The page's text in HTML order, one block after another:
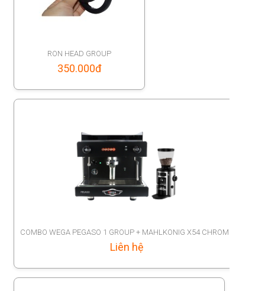
RON HEAD GROUP
350.000đ
COMBO WEGA PEGASO 1 GROUP + MAHLKONIG X54 CHROME
Liên hệ